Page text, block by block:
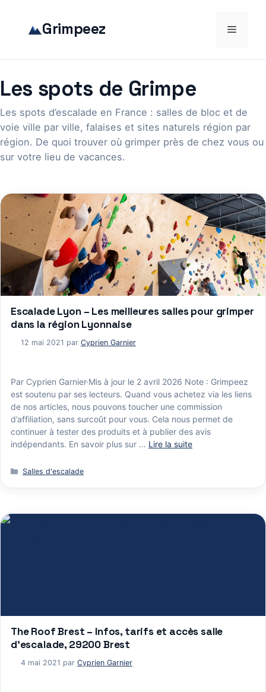
contenu Grimpeez Menu
Les spots de Grimpe
Les spots d’escalade en France : salles de bloc et de
voie ville par ville, falaises et sites naturels région par
région. De quoi trouver où grimper près de chez vous ou
sur votre lieu de vacances.
Escalade Lyon – Les meilleures salles pour grimper
dans la région Lyonnaise
12 mai 2021 par Cyprien Garnier
Par Cyprien Garnier·Mis à jour le 2 avril 2026 Note : Grimpeez
est soutenu par ses lecteurs. Quand vous achetez via les liens
de nos articles, nous pouvons toucher une commission
d’affiliation, sans surcoût pour vous. Cela nous permet de
continuer à tester des produits et à publier des avis
indépendants. En savoir plus sur … Lire la suite
Catégories
Salles d'escalade
The Roof Brest – Infos, tarifs et accès salle
d’escalade, 29200 Brest
4 mai 2021 par Cyprien Garnier